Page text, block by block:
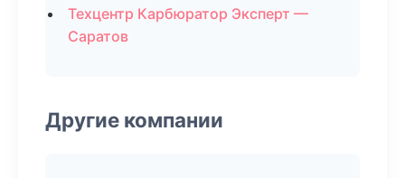
Техцентр Карбюратор Эксперт —
Саратов
Другие компании